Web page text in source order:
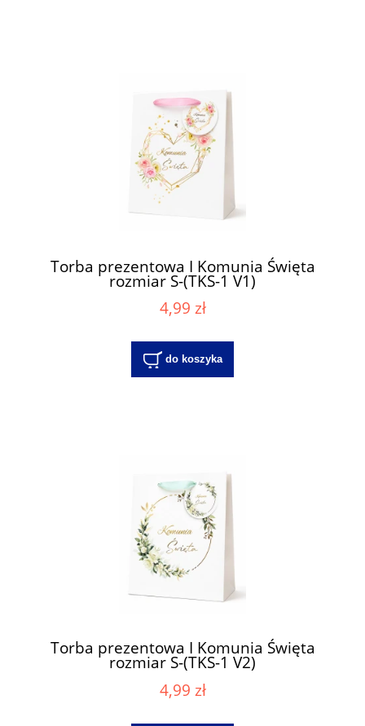
Torba prezentowa I Komunia Święta
rozmiar S-(TKS-1 V1)
4,99 zł
do koszyka
Torba prezentowa I Komunia Święta
rozmiar S-(TKS-1 V2)
4,99 zł